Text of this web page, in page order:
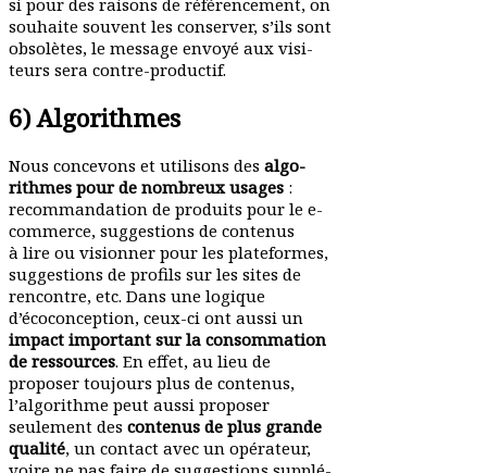
souhaite souvent les conserver, s’ils sont
obso­lètes, le message envoyé aux visi­
teurs sera contre-productif.
6) Algorithmes
Nous concevons et utilisons des algo­
rithmes pour de nombreux usages :
recom­man­dation de produits pour le e-
commerce, sugges­tions de contenus
à lire ou visionner pour les plate­formes,
sugges­tions de profils sur les sites de
rencontre, etc. Dans une logique
d’écoconception, ceux-ci ont aussi un
impact important sur la consom­mation
de ressources. En effet, au lieu de
proposer toujours plus de contenus,
l’algorithme peut aussi proposer
seulement des contenus de plus grande
qualité, un contact avec un opérateur,